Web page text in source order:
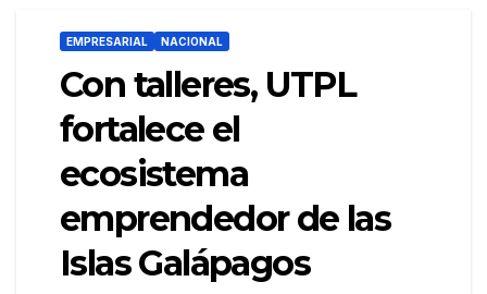
EMPRESARIAL NACIONAL
Con talleres, UTPL
fortalece el
ecosistema
emprendedor de las
Islas Galápagos